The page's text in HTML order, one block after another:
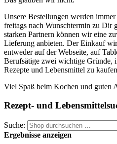
Unsere Bestellungen werden
freitags nach Wunschtermin zu Dir
starken Partnern können wir eine
Lieferung anbieten. Der Einkauf
entweder auf der Webseite, auf
Berufsätige zwei wichtige Gründe,
Rezepte und Lebensmittel zu
Viel Spaß beim Kochen und guten
Rezept- und
Suche:
Ergebnisse anzeigen